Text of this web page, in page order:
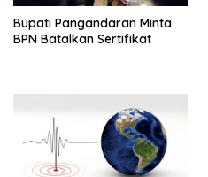
Bupati Pangandaran Minta
BPN Batalkan Sertifikat